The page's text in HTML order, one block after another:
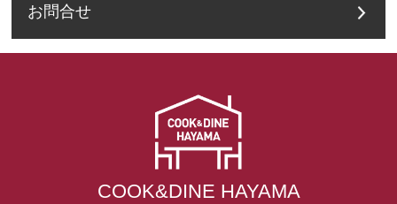
お問合せ
COOK&DINE HAYAMA